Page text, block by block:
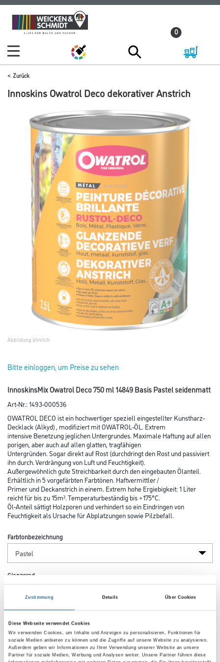
Zustimmung Details Über Cookies
Diese Webseite verwendet Cookies
Wir verwenden Cookies, um Inhalte und Anzeigen zu personalisieren, Funktionen für
soziale Medien anbieten zu können und die Zugriffe auf unsere Website zu analysieren.
Außerdem geben wir Informationen zu Ihrer Verwendung unserer Website an unsere
Partner für soziale Medien, Werbung und Analysen weiter. Unsere Partner führen diese
Zum
Inhalt
Zum
Navigationsmenü
0
Zurück
Innoskins Owatrol Deco dekorativer Anstrich
Abbildung ähnlich
Bitte einloggen, um Preise zu sehen
InnoskinsMix Owatrol Deco 750 ml 14849 Basis Pastel seidenmatt
Art-Nr.:1493-000536
OWATROL DECO ist ein hochwertiger speziell eingestellter Kunstharz-
Decklack (Alkyd) , modifiziert mit OWATROL-ÖL. Extrem
intensive Benetzung jeglichen Untergrundes. Maximale Haftung auf allen
porigen, aber auch auf allen glatten, tragfähigen
Untergründen. Sogar direkt auf Rost (durchdringt den Rost und passiviert
ihn durch. Verdrängung von Luft und Feuchtigkeit).
Außergewöhnlich gute Streichbarkeit durch den eingebauten Ölanteil.
Erhältlich in 5 vorgefärbten Farbtönen. Haftvermittler /
Primer und Deckanstrich in einem. Extrem hohe Ergiebigkeit: 1 Liter
reicht für bis zu 15m². Temperaturbeständig bis +175°C.
Öl-Anteil sättigt Holzporen und verhindert so ein Eindringen von
Feuchtigkeit als Ursache für Abplatzungen sowie Pilzbefall.
Farbtonbezeichnung
Glanzgrad
Gebinde